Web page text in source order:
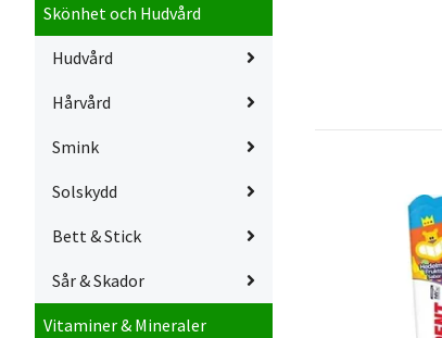
Skönhet och Hudvård
Hudvård
Hårvård
Smink
Solskydd
Bett & Stick
Sår & Skador
Vitaminer & Mineraler